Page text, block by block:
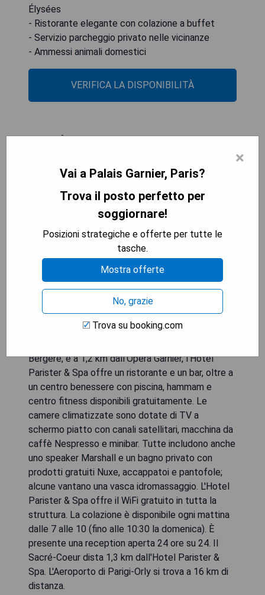
Élysées
- Ristorante elegante con colazione a buffet
- Servizio parcheggio privato nelle vicinanze
- Ammessi animali domestici
VERIFICA LA DISPONIBILITÀ
Hotel Parister & Spa
Situato a Parigi, a 2 minuti a piedi dalla stazione
Bergère, e a 1,2 km dall'Opera Garnier, l'Hotel
Parister & Spa offre un ristorante e un bar, oltre a
un centro benessere con piscina, hammam e
centro fitness disponibili gratuitamente. Le
camere climatizzate sono dotate di TV a
schermo piatto con canali satellitari, macchina da
caffè Nespresso e minibar. Tutte includono anche
uno speaker Marshall e un bagno privato con
prodotti gratuiti Nuxe, accappatoi e pantofole;
alcune vantano una vasca idromassaggio. L'Hotel
Parister & Spa offre il WiFi gratuito in tutta la
struttura. La colazione è disponibile ogni mattina
dalle 7 alle 10 (fino alle 10:30 la domenica). È
presente una reception aperta 24 ore su 24. Il
Sacré-Coeur dista 1,3 km dall'Hotel Parister &
Spa. L'Aeroporto di Parigi-Orly si trova a 16 km di
distanza.
×
Vai a Palais Garnier, Paris?
Trova il posto perfetto per
soggiornare!
Posizioni strategiche e offerte per tutte le
tasche.
Mostra offerte
No, grazie
Trova su booking.com